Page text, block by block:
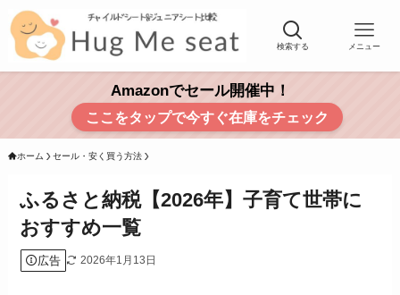
検索する メニュー
Amazonでセール開催中！
ここをタップで今すぐ在庫をチェック
ホーム セール・安く買う方法
ふるさと納税【2026年】子育て世帯に
おすすめ一覧
広告 2026年1月13日